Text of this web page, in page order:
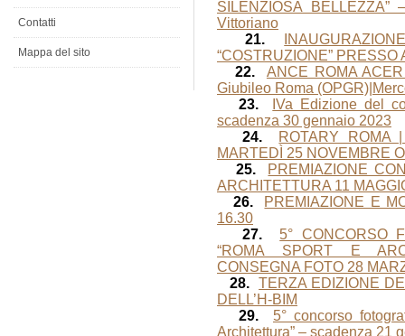
SILENZIOSA
Vittoriano
21.
“COSTRUZIONE” PRESSO
22.
ANCE ROMA
Giubileo Roma
23.
IVa Edizione del
scadenza 30 gennaio 2023
24.
ROTARY ROMA
MARTEDÌ 25 NOVEMBRE
25.
PREMIAZIONE
ARCHITETTURA 11
26.
PREMIAZIONE E
16.30
27.
5° CONCORSO
“ROMA SPORT E
CONSEGNA FOTO 28
28. TERZA EDIZIONE
DELL’H-BIM
29.
5° concorso
Architettura” – scadenza 21
Contatti
Mappa del sito